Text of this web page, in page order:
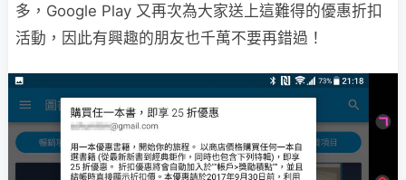
多，Google Play 又再次為大家送上這難得的優惠折扣
活動，因此有興趣的朋友也千萬不要再錯過！